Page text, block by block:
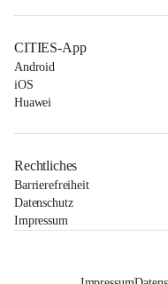
CITIES-App
Android
iOS
Huawei
Rechtliches
Barrierefreiheit
Datenschutz
Impressum